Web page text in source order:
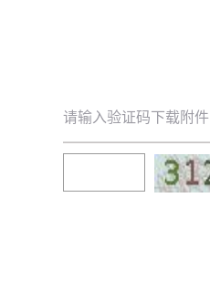
请输入验证码下载附件